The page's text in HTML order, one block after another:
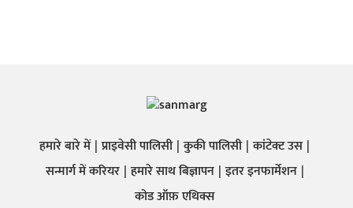
हमारे बारे में प्राइवेसी पालिसी कुकी पालिसी कांटेक्ट उस
सन्मार्ग में करियर हमारे साथ बिज्ञापन इतर इनफार्मेशन
कोड ऑफ़ एथिक्स